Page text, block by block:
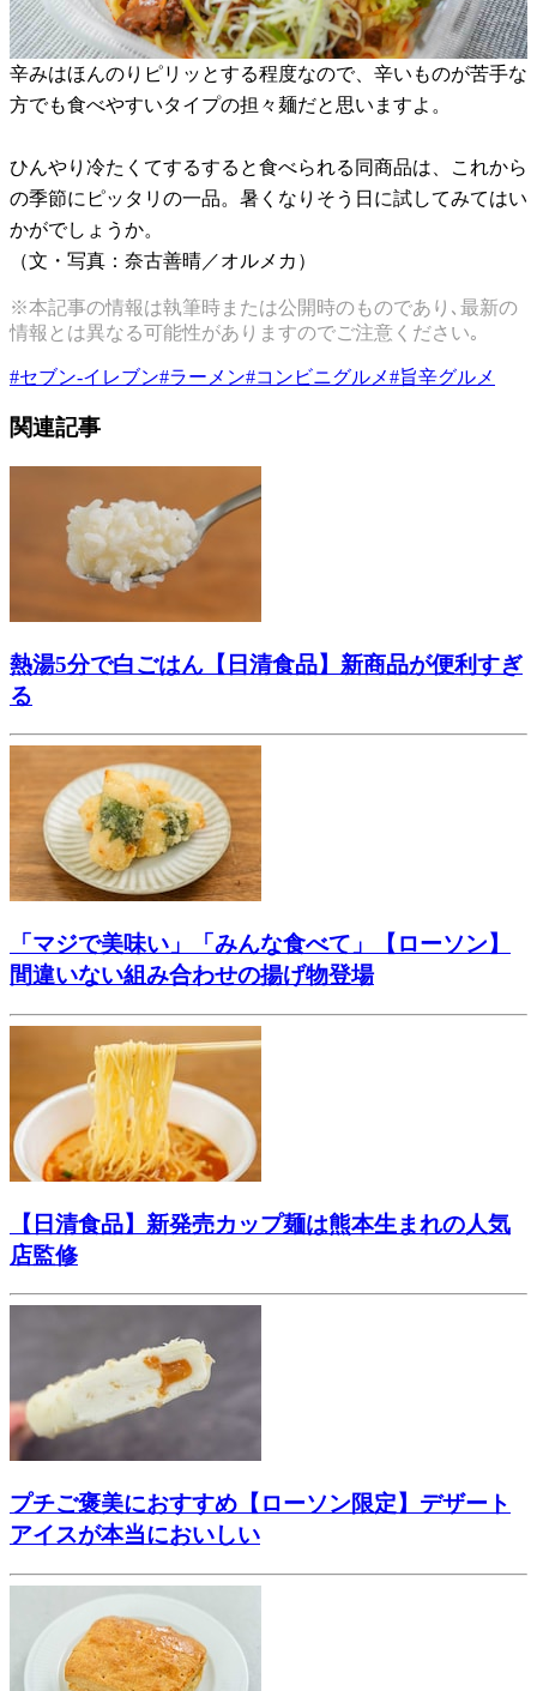
辛みはほんのりピリッとする程度なので、辛いものが苦手な
方でも食べやすいタイプの担々麺だと思いますよ。
ひんやり冷たくてするすると食べられる同商品は、これから
の季節にピッタリの一品。暑くなりそう日に試してみてはい
かがでしょうか。
（文・写真：奈古善晴／オルメカ）
※本記事の情報は執筆時または公開時のものであり､最新の
情報とは異なる可能性がありますのでご注意ください｡
#セブン-イレブン#ラーメン#コンビニグルメ#旨辛グルメ
関連記事
熱湯5分で白ごはん【日清食品】新商品が便利すぎ
る
「マジで美味い」「みんな食べて」【ローソン】
間違いない組み合わせの揚げ物登場
【日清食品】新発売カップ麺は熊本生まれの人気
店監修
プチご褒美におすすめ【ローソン限定】デザート
アイスが本当においしい